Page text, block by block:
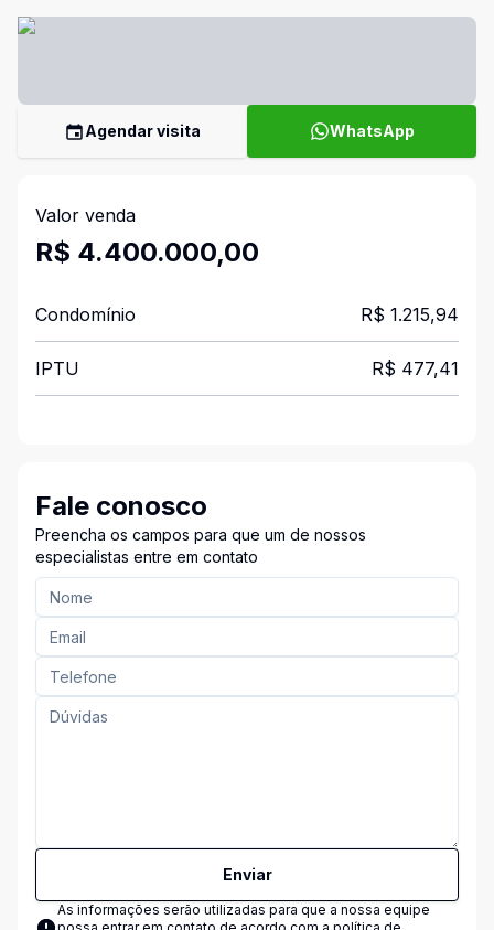
Agendar visita WhatsApp
Valor venda
R$ 4.400.000,00
Condomínio R$ 1.215,94
IPTU R$ 477,41
Fale conosco
Preencha os campos para que um de nossos
especialistas entre em contato
Enviar
As informações serão utilizadas para que a nossa equipe